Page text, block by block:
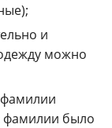
и
можно
фамилии
фамилии было